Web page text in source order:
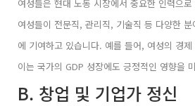
여성들은 현대 노동 시장에서 중요한 인력으
여성들이 전문직, 관리직, 기술직 등 다양한
에 기여하고 있습니다. 예를 들어, 여성의 경
이는 국가의 GDP 성장에도 긍정적인 영향을
B. 창업 및 기업가 정신